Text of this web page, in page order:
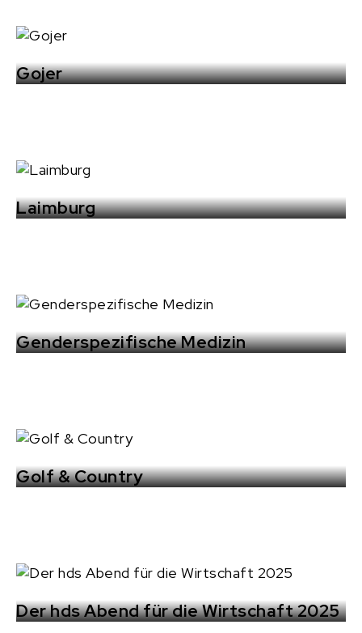
Gojer
Laimburg
Genderspezifische Medizin
Golf & Country
Der hds Abend für die Wirtschaft 2025